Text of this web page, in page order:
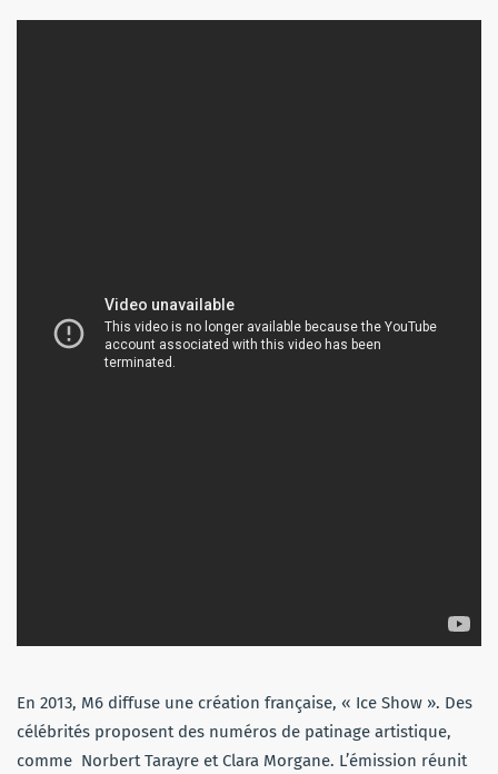
En 2013, M6 diffuse une création française, « Ice Show ». Des
célébrités proposent des numéros de patinage artistique,
comme Norbert Tarayre et Clara Morgane. L’émission réunit